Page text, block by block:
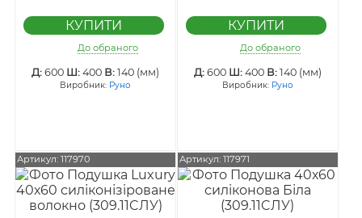
До обраного
Д:600 Ш:400 В:140 (мм)
Виробник: Руно
До обраного
Д: 600Ш: 400В: 140 (мм)
Виробник: Руно
Артикул: 117970 Артикул: 117971